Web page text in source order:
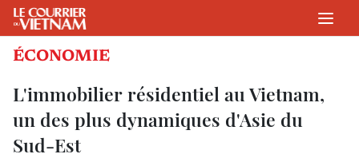
ÉCONOMIE
L'immobilier résidentiel au Vietnam,
un des plus dynamiques d'Asie du
Sud-Est